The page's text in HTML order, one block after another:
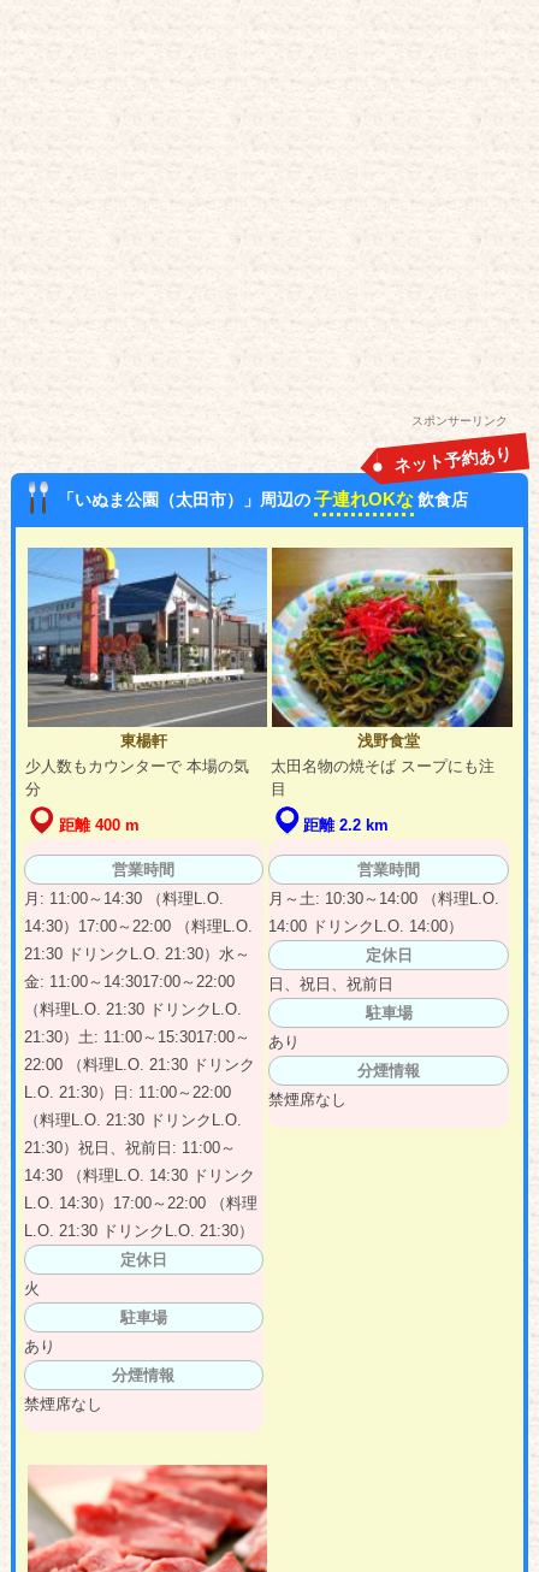
スポンサーリンク
「いぬま公園（太田市）」周辺の子連れOKな 飲食店
ネット予約あり
東楊軒
少人数もカウンターで 本場の気
分
距離 400 m
営業時間
月: 11:00～14:30 （料理L.O.
14:30）17:00～22:00 （料理L.O.
21:30 ドリンクL.O. 21:30）水～
金: 11:00～14:3017:00～22:00
（料理L.O. 21:30 ドリンクL.O.
21:30）土: 11:00～15:3017:00～
22:00 （料理L.O. 21:30 ドリンク
L.O. 21:30）日: 11:00～22:00
（料理L.O. 21:30 ドリンクL.O.
21:30）祝日、祝前日: 11:00～
14:30 （料理L.O. 14:30 ドリンク
L.O. 14:30）17:00～22:00 （料理
L.O. 21:30 ドリンクL.O. 21:30）
定休日
火
駐車場
あり
分煙情報
禁煙席なし
浅野食堂
太田名物の焼そば スープにも注
目
距離 2.2 km
営業時間
月～土: 10:30～14:00 （料理L.O.
14:00 ドリンクL.O. 14:00）
定休日
日、祝日、祝前日
駐車場
あり
分煙情報
禁煙席なし